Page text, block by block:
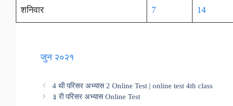
शनिवार 7 14
जुन २०२१
4 थी परिसर अभ्यास 2 Online Test | online test 4th class
३ री परिसर अभ्यास Online Test